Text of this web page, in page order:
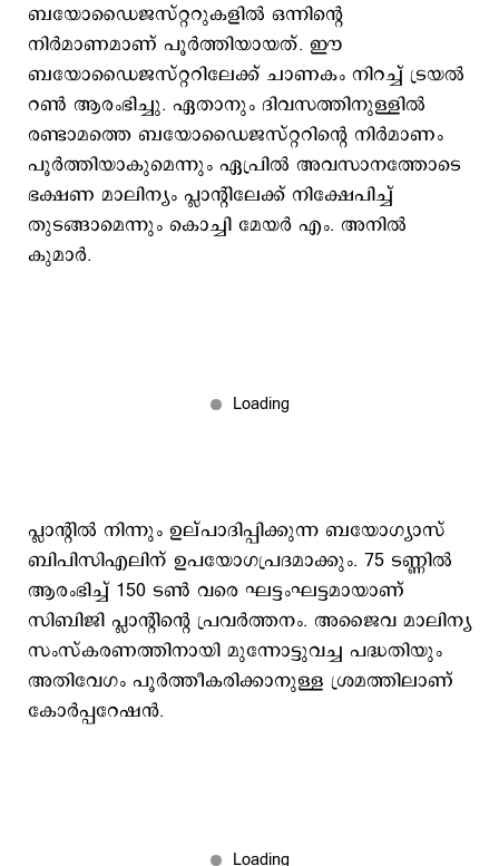
ബയോഡൈജസ്റ്ററുകളിൽ ഒന്നിന്റെ
നിർമാണമാണ് പൂർത്തിയായത്. ഈ
ബയോഡൈജസ്റ്ററിലേക്ക് ചാണകം നിറച്ച് ട്രയൽ
റൺ ആരംഭിച്ചു. ഏതാനും ദിവസത്തിനുള്ളിൽ
രണ്ടാമത്തെ ബയോഡൈജസ്റ്ററിന്റെ നിർമാണം
പൂർത്തിയാകുമെന്നും ഏപ്രിൽ അവസാനത്തോടെ
ഭക്ഷണ മാലിന്യം പ്ലാന്റിലേക്ക് നിക്ഷേപിച്ച്
തുടങ്ങാമെന്നും കൊച്ചി മേയർ എം. അനിൽ
കുമാർ.
പ്ലാന്റിൽ നിന്നും ഉല്പാദിപ്പിക്കുന്ന ബയോഗ്യാസ്
ബിപിസിഎലിന് ഉപയോഗപ്രദമാക്കും. 75 ടണ്ണിൽ
ആരംഭിച്ച്‌ 150 ടൺ വരെ ഘട്ടംഘട്ടമായാണ്
സിബിജി പ്ലാന്റിന്റെ പ്രവർത്തനം. അജൈവ മാലിന്യ
സംസ്കരണത്തിനായി മുന്നോട്ടുവച്ച പദ്ധതിയും
അതിവേഗം പൂർത്തീകരിക്കാനുള്ള ശ്രമത്തിലാണ്
കോർപ്പറേഷൻ.